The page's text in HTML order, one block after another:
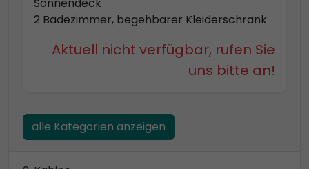
Sonnendeck
2 Badezimmer, begehbarer Kleiderschrank
Aktuell nicht verfügbar, rufen Sie
uns bitte an!
alle Kategorien anzeigen